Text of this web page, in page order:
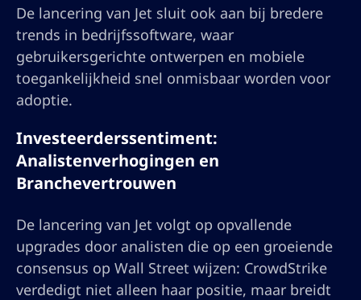
De lancering van Jet sluit ook aan bij bredere
trends in bedrijfssoftware, waar
gebruikersgerichte ontwerpen en mobiele
toegankelijkheid snel onmisbaar worden voor
adoptie.
Investeerderssentiment:
Analistenverhogingen en
Branchevertrouwen
De lancering van Jet volgt op opvallende
upgrades door analisten die op een groeiende
consensus op Wall Street wijzen: CrowdStrike
verdedigt niet alleen haar positie, maar breidt